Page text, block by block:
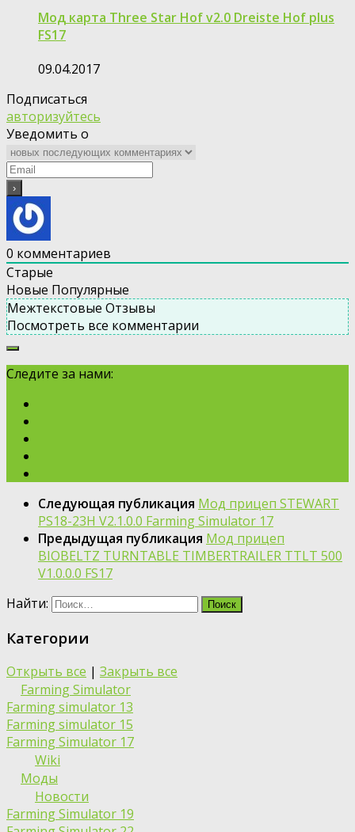
Мод карта Three Star Hof v2.0 Dreiste Hof plus
FS17
09.04.2017
Подписаться
авторизуйтесь
Уведомить о
0 комментариев
Старые
Новые Популярные
Межтекстовые Отзывы
Посмотреть все комментарии
Следите за нами:
Следующая публикация Мод прицеп STEWART
PS18-23H V2.1.0.0 Farming Simulator 17
Предыдущая публикация Мод прицеп
BIOBELTZ TURNTABLE TIMBERTRAILER TTLT 500
V1.0.0.0 FS17
Найти:
Категории
Открыть все | Закрыть все
Farming Simulator
Farming simulator 13
Farming simulator 15
Farming Simulator 17
Wiki
Моды
Новости
Farming Simulator 19